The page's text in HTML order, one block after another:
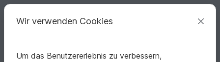
Deine kreativen Ideen
Deutsch | € (EUR) einloggen Kostenlos registrieren
Wir verwenden Cookies
Um das Benutzererlebnis zu verbessern,